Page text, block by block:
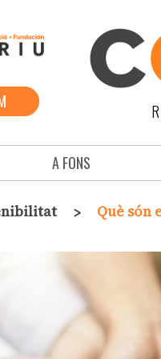
A FONS
Què són